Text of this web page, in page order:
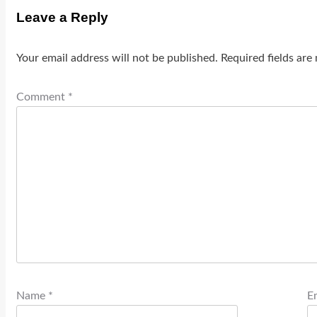
Leave a Reply
Your email address will not be published. Required fields are
Comment *
Name *